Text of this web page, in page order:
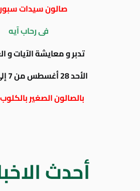
صالون سيدات
فى رحاب آيه
تدبر و معايشة الآيات و
الأحد 28 أغسطس من 7 إلى 9 مساءً
بالصالون الصغير
أحدث